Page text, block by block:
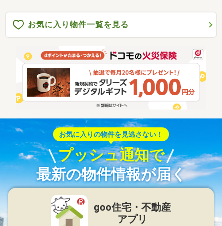
お気に入り物件一覧を見る
お気に入りの物件を見逃さない！
プッシュ通知で
最新の物件情報が届く
goo住宅・不動産
アプリ